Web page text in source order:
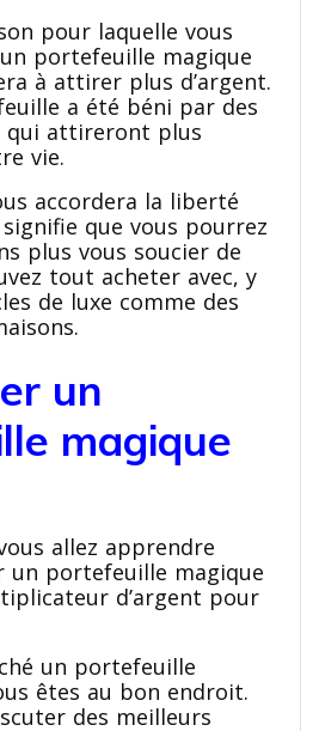
pour laquelle vous
portefeuille magique
à attirer plus d’argent.
a été béni par des
qui attireront plus
vie.
accordera la liberté
que vous pourrez
plus vous soucier de
tout acheter avec, y
de luxe comme des
un
magique
allez apprendre
un portefeuille magique
d’argent pour
un portefeuille
êtes au bon endroit.
des meilleurs